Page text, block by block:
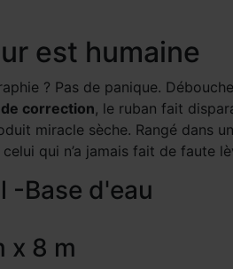
est humaine
? Pas de panique.
correction, le ruban fait
miracle sèche. Rangé dans
celui qui n’a jamais fait de faute
-Base d'eau
x 8 m